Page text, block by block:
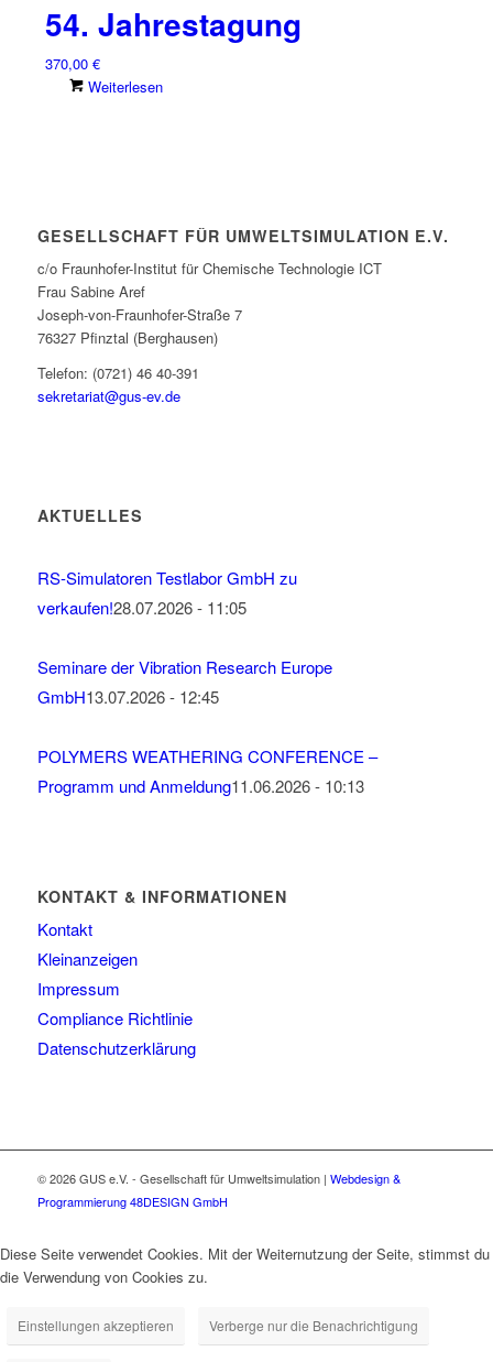
54. Jahrestagung
370,00 €
Weiterlesen
GESELLSCHAFT FÜR UMWELTSIMULATION E.V.
c/o Fraunhofer-Institut für Chemische Technologie ICT
Frau Sabine Aref
Joseph-von-Fraunhofer-Straße 7
76327 Pfinztal (Berghausen)
Telefon: (0721) 46 40-391
sekretariat@gus-ev.de
AKTUELLES
RS-Simulatoren Testlabor GmbH zu
verkaufen!28.07.2026 - 11:05
Seminare der Vibration Research Europe
GmbH13.07.2026 - 12:45
POLYMERS WEATHERING CONFERENCE –
Programm und Anmeldung11.06.2026 - 10:13
KONTAKT & INFORMATIONEN
Kontakt
Kleinanzeigen
Impressum
Compliance Richtlinie
Datenschutzerklärung
© 2026 GUS e.V. - Gesellschaft für Umweltsimulation | Webdesign &
Programmierung 48DESIGN GmbH
Diese Seite verwendet Cookies. Mit der Weiternutzung der Seite, stimmst du
die Verwendung von Cookies zu.
Einstellungen akzeptieren Verberge nur die Benachrichtigung